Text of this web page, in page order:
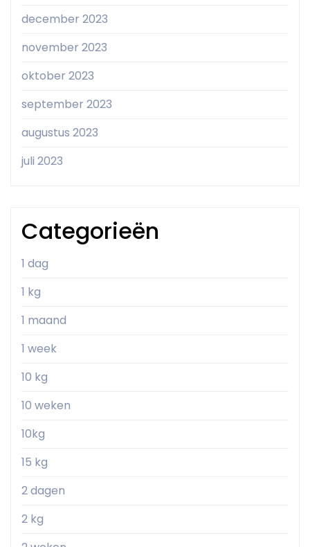
december 2023
november 2023
oktober 2023
september 2023
augustus 2023
juli 2023
Categorieën
1 dag
1 kg
1 maand
1 week
10 kg
10 weken
10kg
15 kg
2 dagen
2 kg